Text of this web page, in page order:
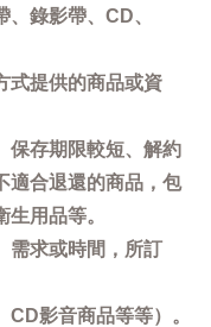
錄影帶、CD、
式提供的商品或資
保存期限較短、解約
適合退還的商品，包
用品等。
需求或時間，所訂
影音商品等等）。